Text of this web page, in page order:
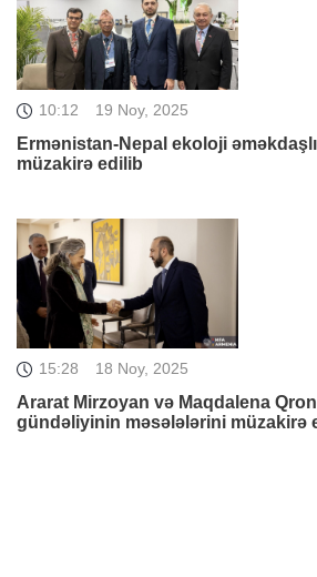
10:12 19 Noy, 2025
Ermənistan-Nepal ekoloji
müzakirə edilib
15:28 18 Noy, 2025
Ararat Mirzoyan və Maqdalena
gündəliyinin məsələlərini müzakirə